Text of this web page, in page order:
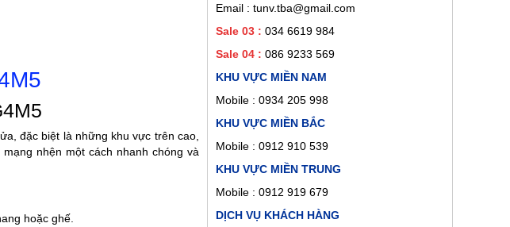
, đặc biệt là những khu vực trên cao,
nhện một cách nhanh chóng và
hoặc ghế.
Email : tunv.tba@gmail.com
Sale 03 : 034 6619 984
Sale 04 : 086 9233 569
KHU VỰC MIỀN NAM
Mobile : 0934 205 998
KHU VỰC MIỀN BẮC
Mobile : 0912 910 539
KHU VỰC MIỀN TRUNG
Mobile : 0912 919 679
DỊCH VỤ KHÁCH HÀNG